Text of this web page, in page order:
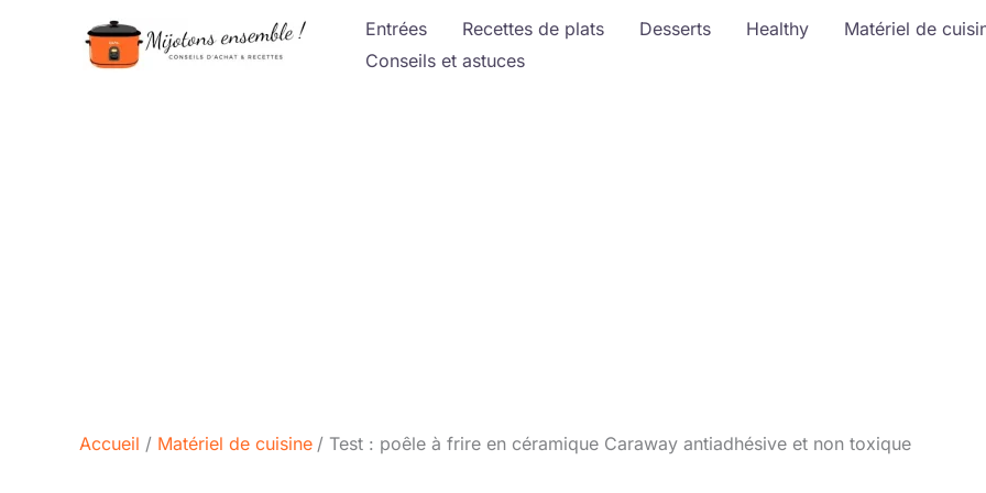
Entrées Recettes de plats Desserts Healthy Matériel de
Conseils et astuces
Accueil Matériel de cuisine Test : poêle à frire en céramique Caraway antiadhésive et non toxique